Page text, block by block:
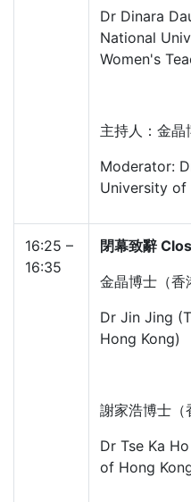
Dr Dinara
National
Women's
主持人：金晶
Moderator:
University of
16:25 –
16:35
閉幕致辭
金晶博士（香
Dr Jin Jing
Hong Kong)
謝家浩博士（
Dr Tse Ka
of Hong